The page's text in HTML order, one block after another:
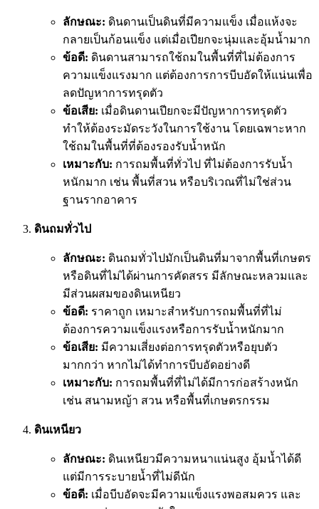
ลักษณะ: ดินดานเป็นดินที่มีความแข็ง เมื่อแห้งจะ
กลายเป็นก้อนแข็ง แต่เมื่อเปียกจะนุ่มและอุ้มน้ำมาก
ข้อดี: ดินดานสามารถใช้ถมในพื้นที่ที่ไม่ต้องการ
ความแข็งแรงมาก แต่ต้องการการบีบอัดให้แน่นเพื่อ
ลดปัญหาการทรุดตัว
ข้อเสีย: เมื่อดินดานเปียกจะมีปัญหาการทรุดตัว
ทำให้ต้องระมัดระวังในการใช้งาน โดยเฉพาะหาก
ใช้ถมในพื้นที่ที่ต้องรองรับน้ำหนัก
เหมาะกับ: การถมพื้นที่ทั่วไป ที่ไม่ต้องการรับน้ำ
หนักมาก เช่น พื้นที่สวน หรือบริเวณที่ไม่ใช่ส่วน
ฐานรากอาคาร
ดินถมทั่วไป
ลักษณะ: ดินถมทั่วไปมักเป็นดินที่มาจากพื้นที่เกษตร
หรือดินที่ไม่ได้ผ่านการคัดสรร มีลักษณะหลวมและ
มีส่วนผสมของดินเหนียว
ข้อดี: ราคาถูก เหมาะสำหรับการถมพื้นที่ที่ไม่
ต้องการความแข็งแรงหรือการรับน้ำหนักมาก
ข้อเสีย: มีความเสี่ยงต่อการทรุดตัวหรือยุบตัว
มากกว่า หากไม่ได้ทำการบีบอัดอย่างดี
เหมาะกับ: การถมพื้นที่ที่ไม่ได้มีการก่อสร้างหนัก
เช่น สนามหญ้า สวน หรือพื้นที่เกษตรกรรม
ดินเหนียว
ลักษณะ: ดินเหนียวมีความหนาแน่นสูง อุ้มน้ำได้ดี
แต่มีการระบายน้ำที่ไม่ดีนัก
ข้อดี: เมื่อบีบอัดจะมีความแข็งแรงพอสมควร และ